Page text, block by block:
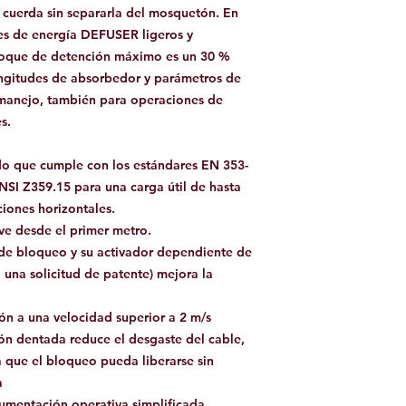
sin separarla del mosquetón. En
de energía DEFUSER ligeros y
de detención máximo es un 30 %
de absorbedor y parámetros de
también para operaciones de
que cumple con los estándares EN 353-
Z359.15 para una carga útil de hasta
horizontales.
desde el primer metro.
bloqueo y su activador dependiente de
solicitud de patente) mejora la
a una velocidad superior a 2 m/s
dentada reduce el desgaste del cable,
el bloqueo pueda liberarse sin